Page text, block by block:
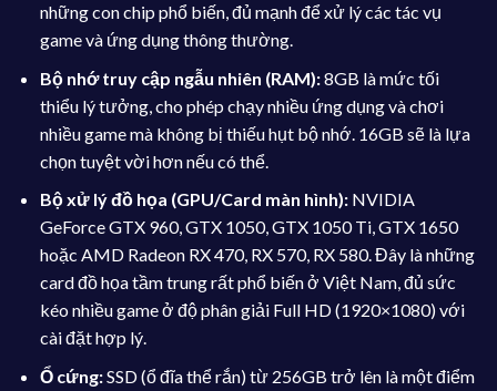
những con chip phổ biến, đủ mạnh để xử lý các tác vụ
game và ứng dụng thông thường.
Bộ nhớ truy cập ngẫu nhiên (RAM):8GB là mức tối
thiểu lý tưởng, cho phép chạy nhiều ứng dụng và chơi
nhiều game mà không bị thiếu hụt bộ nhớ. 16GB sẽ là lựa
chọn tuyệt vời hơn nếu có thể.
Bộ xử lý đồ họa (GPU/Card màn hình):NVIDIA
GeForce GTX 960, GTX 1050, GTX 1050 Ti, GTX 1650
hoặc AMD Radeon RX 470, RX 570, RX 580. Đây là những
card đồ họa tầm trung rất phổ biến ở Việt Nam, đủ sức
kéo nhiều game ở độ phân giải Full HD (1920×1080) với
cài đặt hợp lý.
Ổ cứng:SSD (ổ đĩa thể rắn) từ 256GB trở lên là một điểm